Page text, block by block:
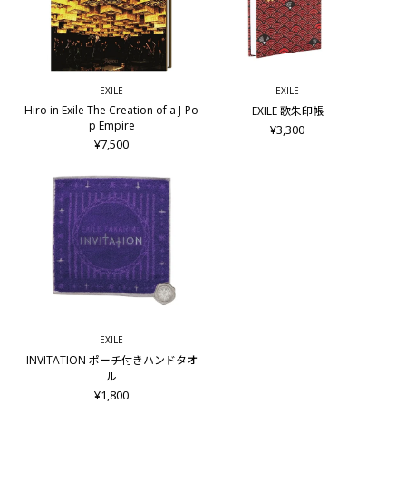
EXILE
Hiro in Exile The Creation of a J-Po
p Empire
¥7,500
EXILE
EXILE 歌朱印帳
¥3,300
EXILE
INVITATION ポーチ付きハンドタオ
ル
¥1,800